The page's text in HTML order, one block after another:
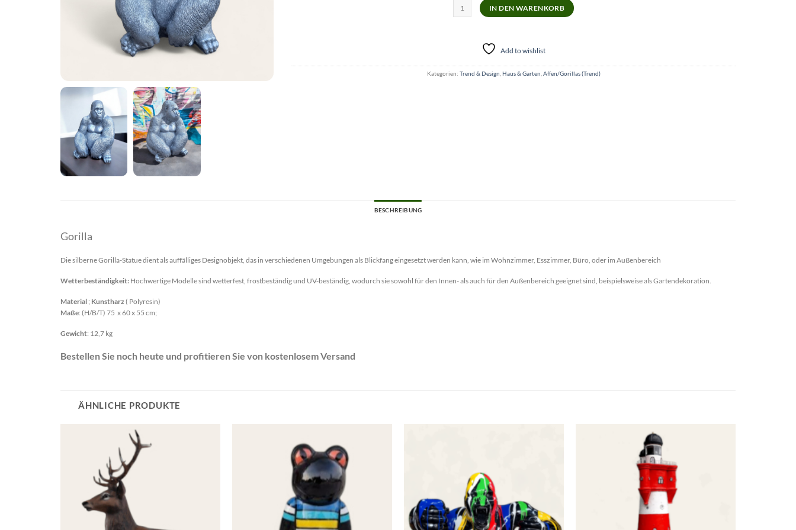
Lebensgroße Silberne Gorilla-Figur – Majestätischer Blickfang für Ihr Zuhause 75 cm Menge
IN DEN WARENKORB
Add to wishlist
Kategorien: Trend & Design Haus & Garten Affen/Gorillas (Trend)
BESCHREIBUNG
Gorilla
Die silberne Gorilla-Statue dient als auffälliges Designobjekt, das in verschiedenen Umgebungen als Blickfang eingesetzt werden kann, wie im Wohnzimmer, Esszimmer, Büro, oder im Außenbereich
Wetterbeständigkeit: Hochwertige Modelle sind wetterfest, frostbeständig und UV-beständig, wodurch sie sowohl für den Innen- als auch für den Außenbereich geeignet sind, beispielsweise als Gartendekoration.
Material ; Kunstharz( Polyresin)
Maße: (H/B/T) 75 x 60 x 55 cm;
Gewicht: 12,7 kg
Bestellen Sie noch heute und profitieren Sie von kostenlosem Versand
ÄHNLICHE PRODUKTE